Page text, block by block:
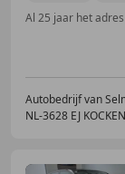
Al 25 jaar het
Autobedrijf van
NL-3628 EJ